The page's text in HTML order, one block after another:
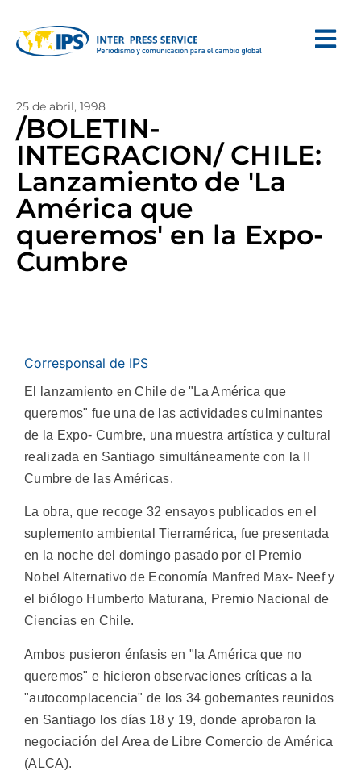
25 de abril, 1998
/BOLETIN-
INTEGRACION/ CHILE:
Lanzamiento de 'La
América que
queremos' en la Expo-
Cumbre
Corresponsal de IPS
El lanzamiento en Chile de "La América que
queremos" fue una de las actividades culminantes
de la Expo- Cumbre, una muestra artística y cultural
realizada en Santiago simultáneamente con la II
Cumbre de las Américas.
La obra, que recoge 32 ensayos publicados en el
suplemento ambiental Tierramérica, fue presentada
en la noche del domingo pasado por el Premio
Nobel Alternativo de Economía Manfred Max- Neef y
el biólogo Humberto Maturana, Premio Nacional de
Ciencias en Chile.
Ambos pusieron énfasis en "la América que no
queremos" e hicieron observaciones críticas a la
"autocomplacencia" de los 34 gobernantes reunidos
en Santiago los días 18 y 19, donde aprobaron la
negociación del Area de Libre Comercio de América
(ALCA).